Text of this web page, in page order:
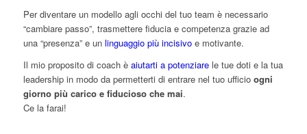
Per diventare un modello agli occhi del tuo team è necessario
“cambiare passo”, trasmettere fiducia e competenza grazie ad
una “presenza” e un linguaggio più incisivoe motivante.
Il mio proposito di coach è aiutarti a potenziarele tue doti e la tua
leadership in modo da permetterti di entrare nel tuo ufficio ogni
giorno più carico e fiducioso che mai.
Ce la farai!